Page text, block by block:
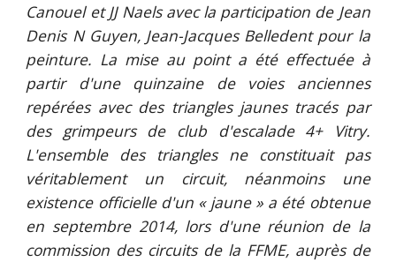
Canouel et JJ Naels avec la participation de Jean
Denis N Guyen, Jean-Jacques Belledent pour la
peinture. La mise au point a été effectuée à
partir d'une quinzaine de voies anciennes
repérées avec des triangles jaunes tracés par
des grimpeurs de club d'escalade 4+ Vitry.
L'ensemble des triangles ne constituait pas
véritablement un circuit, néanmoins une
existence officielle d'un « jaune » a été obtenue
en septembre 2014, lors d'une réunion de la
commission des circuits de la FFME, auprès de